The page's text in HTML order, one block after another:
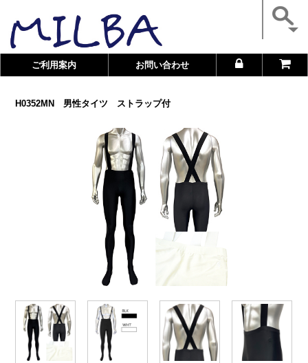
ご利用案内 お問い合わせ
H0352MN 男性タイツ ストラップ付